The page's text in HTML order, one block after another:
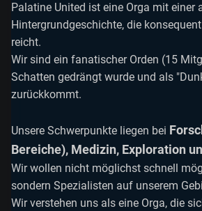
Palatine United ist eine Orga mit einer
Hintergrundgeschichte, die
reicht.
Wir sind ein fanatischer Orden (15
Schatten gedrängt wurde und als
zurückkommt.
Unsere Schwerpunkte liegen bei
Bereiche), Medizin, Exploration
Wir wollen nicht möglichst schnell
sondern Spezialisten auf unserem
Wir verstehen uns als eine Orga, die